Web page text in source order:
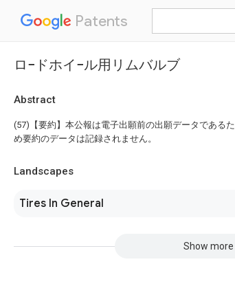
Patents
ロ−ドホイ−ル用リムバルブ
Abstract
(57)【要約】本公報は電子出願前の出願データであるた
め要約のデータは記録されません。
Landscapes
Tires In General
Show more